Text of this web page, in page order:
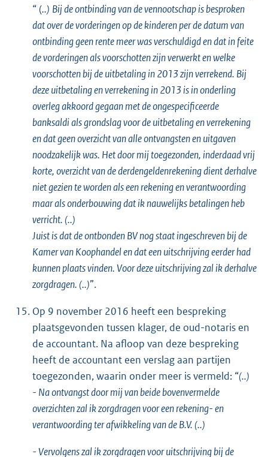
“ (..) Bij de ontbinding van de vennootschap is besproken
dat over de vorderingen op de kinderen per de datum van
ontbinding geen rente meer was verschuldigd en dat in feite
de vorderingen als voorschotten zijn verwerkt en welke
voorschotten bij de uitbetaling in 2013 zijn verrekend. Bij
deze uitbetaling en verrekening in 2013 is in onderling
overleg akkoord gegaan met de ongespecificeerde
banksaldi als grondslag voor de uitbetaling en verrekening
en dat geen overzicht van alle ontvangsten en uitgaven
noodzakelijk was. Het door mij toegezonden, inderdaad vrij
korte, overzicht van de derdengeldenrekening dient derhalve
niet gezien te worden als een rekening en verantwoording
maar als onderbouwing dat ik nauwelijks betalingen heb
verricht. (..)
Juist is dat de ontbonden BV nog staat ingeschreven bij de
Kamer van Koophandel en dat een uitschrijving eerder had
kunnen plaats vinden. Voor deze uitschrijving zal ik derhalve
zorgdragen. (..)”.
Op 9 november 2016 heeft een bespreking
plaatsgevonden tussen klager, de oud-notaris en
de accountant. Na afloop van deze bespreking
heeft de accountant een verslag aan partijen
toegezonden, waarin onder meer is vermeld: “(..)
- Na ontvangst door mij van beide bovenvermelde
overzichten zal ik zorgdragen voor een rekening- en
verantwoording ter afwikkeling van de B.V. (..)
- Vervolgens zal ik zorgdragen voor uitschrijving bij de